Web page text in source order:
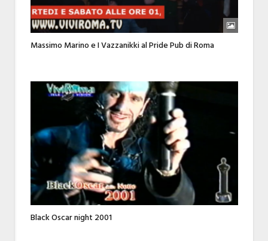
Massimo Marino e I Vazzanikki al Pride Pub di Roma
Black Oscar night 2001